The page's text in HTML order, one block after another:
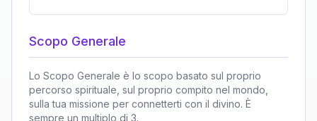
Scopo Generale
Lo Scopo Generale è lo scopo basato sul proprio
percorso spirituale, sul proprio compito nel mondo,
sulla tua missione per connetterti con il divino. È
sempre un multiplo di 3.